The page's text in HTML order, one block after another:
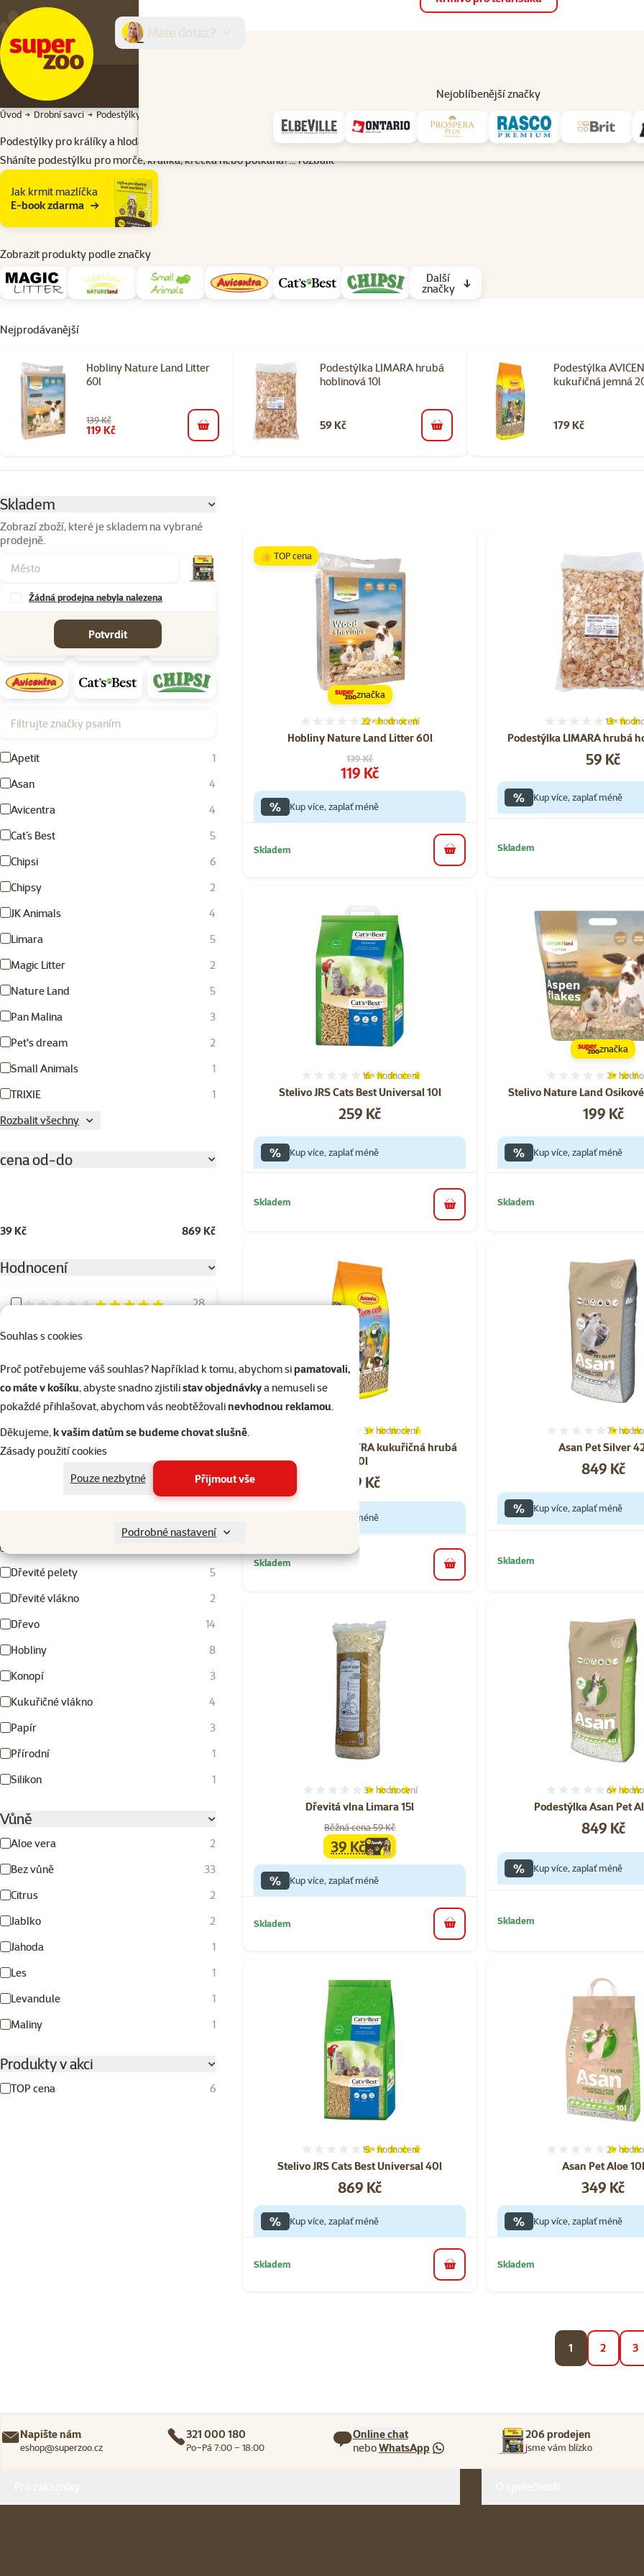
Souhlas s cookies
Proč potřebujeme váš souhlas? Například k tomu, abychom sipamatovali,
co máte v košíku, abyste snadno zjistilistav objednávkya nemuseli se
pokaždé přihlašovat, abychom vás neobtěžovalinevhodnou reklamou.
Děkujeme,k vašim datům se budeme chovat slušně.
Zásady použití cookies
Pouze nezbytné
Přijmout vše
Podrobné nastavení
Nejoblíbenější značky
Prodejny Služby
Úvod Drobní savci Podestýlky a toalety
Podestýlky pro králíky a hlodavce
Sháníte podestýlku pro morče, králíka, křečka nebo potkana?…rozbalit
Podkategorie
Jak krmit mazlíčka
E-book zdarma
Zobrazit produkty podle značky
Další
značky
Nejprodávanější
Hobliny Nature Land Litter
60l
139 Kč
119 Kč do košíku
Podestýlka LIMARA hrubá
hoblinová 10l
59 Kč do košíku
Podestýlka
kukuřičná jemná
179 Kč
Skladem
Zobrazí zboží, které je skladem na vybrané
prodejně.
Žádná prodejna nebyla nalezena
Potvrdit
Filtrujte značky psaním
Apetit
1
Asan
4
Avicentra
4
Cat´s Best
5
Chipsi
6
Chipsy
2
JK Animals
4
Limara
5
Magic Litter
2
Nature Land
5
Pan Malina
3
Pet's dream
2
Small Animals
1
TRIXIE
1
Rozbalit všechny
cena od-do
39 Kč 869 Kč
Hodnocení
Hodnocení 100%
28
Hodnocení 40%
Hodnocení 20%
0
Materiál
Vyhledat hodnotu parametru materiál
Dřevité pelety
5
Dřevité vlákno
2
Dřevo
14
Hobliny
8
Konopí
3
Kukuřičné vlákno
4
Papír
3
Přírodní
1
Silikon
1
Vůně
Aloe vera
2
Bez vůně
33
Citrus
2
Jablko
2
Jahoda
1
Les
1
Levandule
1
Maliny
1
Produkty v akci
TOP cena 6
Hobliny Nature Land Litter 60l
Hodnocení 92%, počet hodnocení: 22
22×hodnocení
Původní cena
139 Kč
Cena
119 Kč
👍 TOP cena
značka
% Kup více, zaplať méně
Skladem do košíku
Podestýlka LIMARA hrubá
13×
Cena
59 Kč
% Kup více, zaplať méně
Skladem
Stelivo JRS Cats Best Universal 10l
Hodnocení 98%, počet hodnocení: 16
16×hodnocení
Cena
259 Kč
% Kup více, zaplať méně
Skladem
do košíku
Stelivo Nature Land
2×
Cena
199 Kč
značka
% Kup více, zaplať méně
Skladem
Podestýlka AVICENTRA kukuřičná hrubá
20l
Hodnocení 93%, počet hodnocení: 3
3× hodnocení
Cena
199 Kč
Kup více, zaplať méně
Skladem
do košíku
Asan Pet Silver
7×
Cena
849 Kč
% Kup více, zaplať méně
Skladem
Dřevitá vlna Limara 15l
Hodnocení 80%, počet hodnocení: 3
3× hodnocení
Běžná cena 59 Kč
familycena
39 Kč
% Kup více, zaplať méně
Skladem do košíku
Podestýlka Asan Pet
6×
Cena
849 Kč
% Kup více, zaplať méně
Skladem
Stelivo JRS Cats Best Universal 40l
Hodnocení 99%, počet hodnocení: 15
15×hodnocení
Cena
869 Kč
% Kup více, zaplať méně
Skladem do košíku
Asan Pet Aloe 10l
2×
Cena
349 Kč
% Kup více, zaplať méně
Skladem
1 2 3
Napište nám
eshop@superzoo.cz
321 000 180
Po–Pá 7:00 – 18:00
Online chat
neboWhatsApp
206 prodejen
jsme vám blízko